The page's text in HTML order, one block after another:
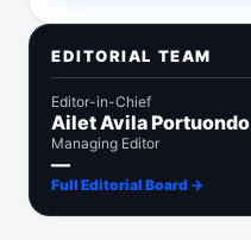
EDITORIAL TEAM
Editor-in-Chief
Ailet Avila Portuondo
Managing Editor
—
Full Editorial Board →